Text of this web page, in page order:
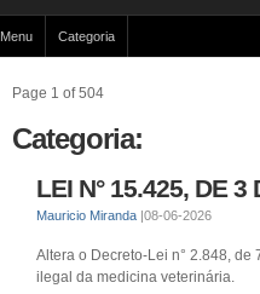
Menu Categoria
Page 1 of 504
Categoria:
LEI N° 15.425, DE
Mauricio Miranda |08-06-2026
Altera o Decreto-Lei n° 2.848,
ilegal da medicina veterinária.